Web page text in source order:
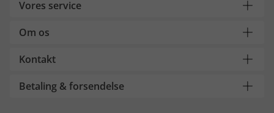
Vores service
Om os
Kontakt
Betaling & forsendelse